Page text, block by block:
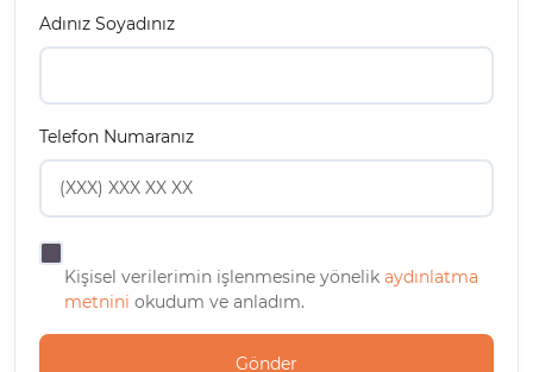
Adınız Soyadınız
Telefon Numaranız
Kişisel verilerimin işlenmesine yönelik aydınlatma
metnini okudum ve anladım.
Gönder